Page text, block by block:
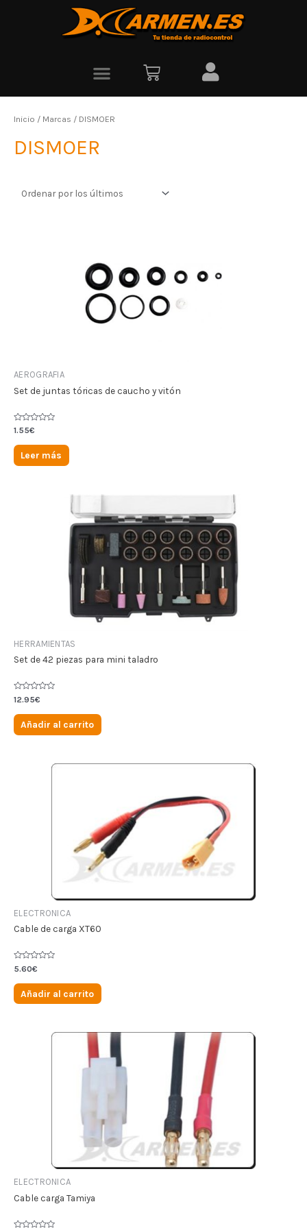
Inicio / Marcas / DISMOER
DISMOER
AEROGRAFIA
Set de juntas tóricas de caucho y vitón
Valorado
0
de
1.55€
Leer más
HERRAMIENTAS
Set de 42 piezas para mini taladro
Valorado
en
0
de
12.95€
Añadir al carrito
ELECTRONICA
Cable de carga XT60
Valorado
en
0
de
5.60€
Añadir al carrito
ELECTRONICA
Cable carga Tamiya